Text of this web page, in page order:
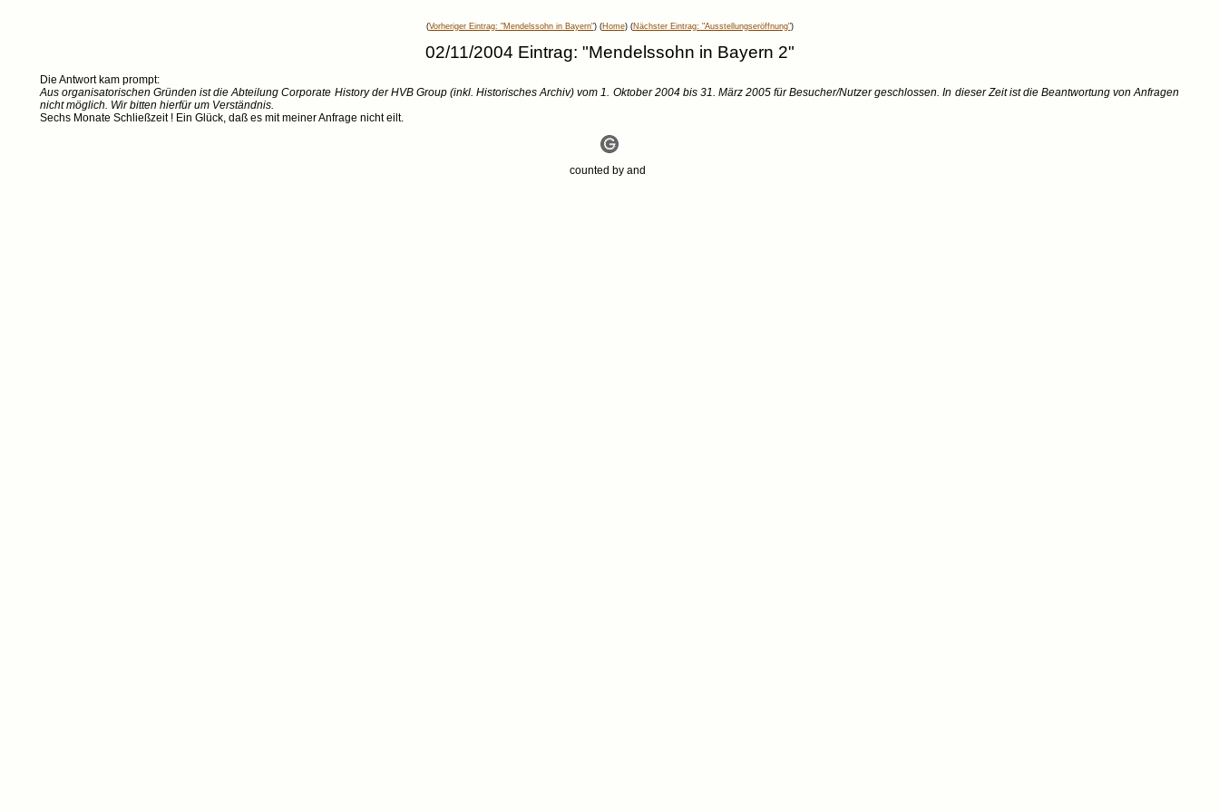
(Vorheriger Eintrag: "Mendelssohn in Bayern") (Home) (Nächster Eintrag: "Ausstellungseröffnung")
02/11/2004 Eintrag: "Mendelssohn in Bayern 2"
Die Antwort kam prompt:
Aus organisatorischen Gründen ist die Abteilung Corporate History der HVB Group (inkl. Historisches Archiv) vom 1. Oktober 2004 bis 31. März 2005 für Besucher/Nutzer geschlossen. In dieser Zeit ist die Beantwortung von Anfragen
nicht möglich. Wir bitten hierfür um Verständnis.
Sechs Monate Schließzeit ! Ein Glück, daß es mit meiner Anfrage nicht eilt.
counted by and